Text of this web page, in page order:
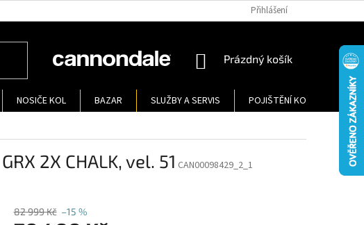
Přihlášení
NÁKUPNÍ
Prázdný košík
NOSIČE KOL BAZAR SLUŽBY A SERVIS POJIŠTĚNÍ KOL
2X CHALK, vel. 51 CAN00098429_2_1
82 999 Kč –15 %